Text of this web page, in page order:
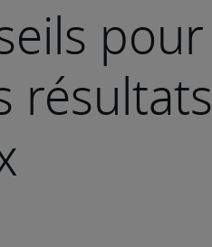
pour
résultats